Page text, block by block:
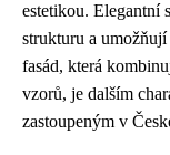
estetikou. Elegantní
strukturu a
fasád, která
vzorů, je dalším
zastoupeným v